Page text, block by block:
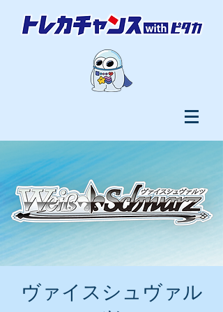
ヴァイスシュヴァル